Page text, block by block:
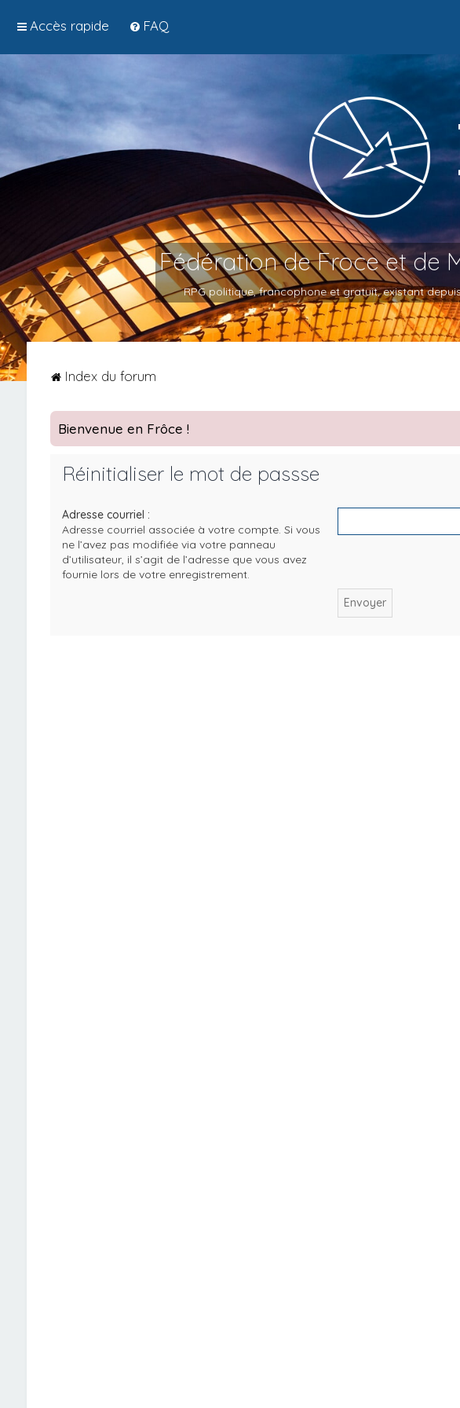
Accès rapide FAQ
Fédération de Froce et de
RPG politique, francophone et gratuit, existant
Index du forum
Bienvenue en Frôce !
Réinitialiser le mot de passse
Adresse courriel :
Adresse courriel associée à votre compte. Si vous
ne l’avez pas modifiée via votre panneau
d’utilisateur, il s’agit de l’adresse que vous avez
fournie lors de votre enregistrement.